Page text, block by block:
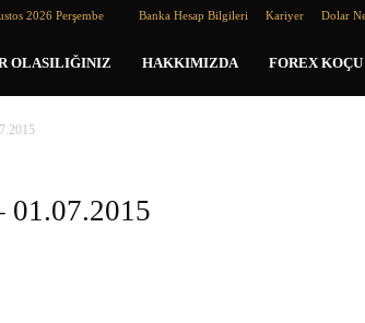
2026 Perşembe Banka Hesap Bilgileri Kariyer Dolar
OLASILIĞINIZ HAKKIMIZDA FOREX